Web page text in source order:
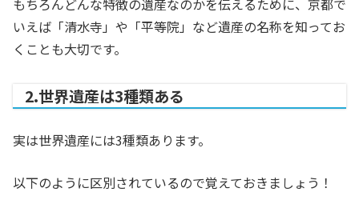
もちろんどんな特徴の遺産なのかを伝えるために、京都で
いえば「清水寺」や「平等院」など遺産の名称を知ってお
くことも大切です。
2.世界遺産は3種類ある
実は世界遺産には3種類あります。
以下のように区別されているので覚えておきましょう！